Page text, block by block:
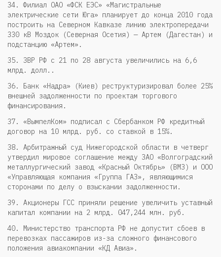
34. Филиал ОАО «ФСК ЕЭС» «Магистральные
электрические сети Юга» планирует до конца 2010 года
построить на Северном Кавказе линию электропередачи
330 кВ Моздок (Северная Осетия) — Артем (Дагестан) и
подстанцию «Артем».
35. ЗВР РФ с 21 по 28 августа увеличились на 6,6
млрд. долл..
36. Банк «Надра» (Киев) реструктуризировал более 25%
внешней задолженности по проектам торгового
финансирования.
37. «ВымпелКом» подписал с Сбербанком РФ кредитный
договор на 10 млрд. руб. со ставкой в 15%.
38. Арбитражный суд Нижегородской области в четверг
утвердил мировое соглашение между ЗАО «Волгоградский
металлургический завод «Красный Октябрь» (ВМЗ) и ООО
«Управляющая компания «Группа ГАЗ», являющимися
сторонами по делу о взыскании задолженности.
39. Акционеры ГСС приняли решение увеличить уставный
капитал компании на 2 млрд. 047,244 млн. руб.
40. Министерство транспорта РФ не допустит сбоев в
перевозках пассажиров из-за сложного финансового
положения авиакомпании «КД Авиа».